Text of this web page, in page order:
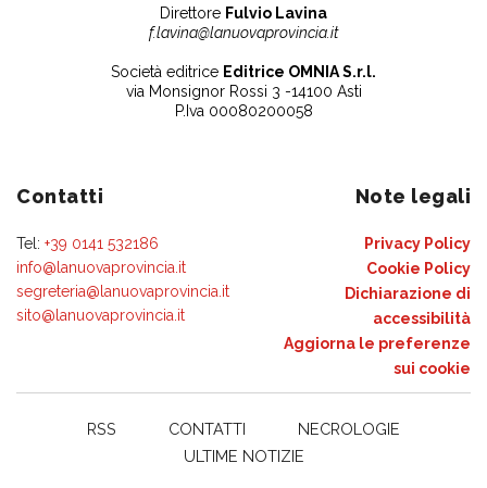
Direttore Fulvio Lavina
f.lavina@lanuovaprovincia.it
Società editrice Editrice OMNIA S.r.l.
via Monsignor Rossi 3 -14100 Asti
P.Iva 00080200058
Contatti
Tel: +39 0141 532186
info@lanuovaprovincia.it
segreteria@lanuovaprovincia.it
sito@lanuovaprovincia.it
Note legali
Privacy Policy
Cookie Policy
Dichiarazione di
accessibilità
Aggiorna le preferenze
sui cookie
RSS CONTATTI
NECROLOGIE
ULTIME NOTIZIE